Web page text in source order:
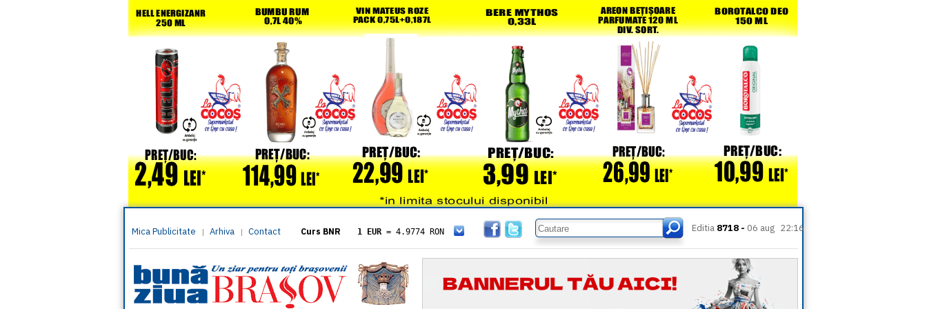
Mica Publicitate | Arhiva | Contact Curs BNR 1 EUR = 4.9774 RON
= 5.8304 RON
1 XAU= 464.4611 RON
1 AED= 1.1933 RON
1 AUD= 2.7957 RON
1 BGN= 2.5449 RON
Editia 8718 - 06 aug 22:16